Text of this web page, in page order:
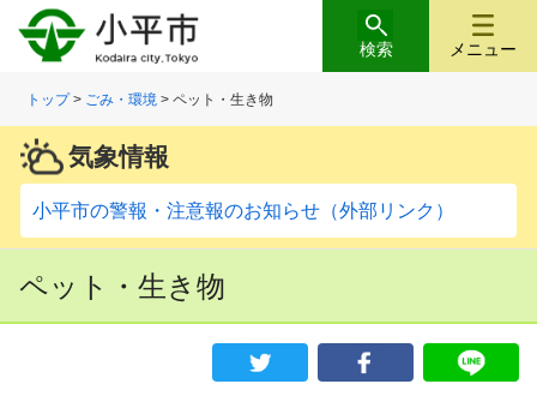
メニュー
検索
トップ> ごみ・環境 > ペット・生き物
気象情報
小平市の警報・注意報のお知らせ（外部リンク）
ペット・生き物